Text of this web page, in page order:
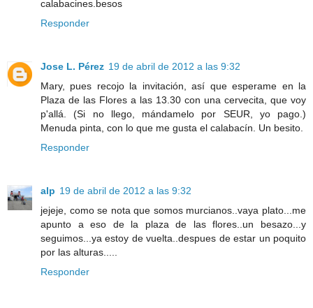
calabacines.besos
Responder
Jose L. Pérez 19 de abril de 2012 a las 9:32
Mary, pues recojo la invitación, así que esperame en la
Plaza de las Flores a las 13.30 con una cervecita, que voy
p'allá. (Si no llego, mándamelo por SEUR, yo pago.)
Menuda pinta, con lo que me gusta el calabacín. Un besito.
Responder
alp 19 de abril de 2012 a las 9:32
jejeje, como se nota que somos murcianos..vaya plato...me
apunto a eso de la plaza de las flores..un besazo...y
seguimos...ya estoy de vuelta..despues de estar un poquito
por las alturas.....
Responder